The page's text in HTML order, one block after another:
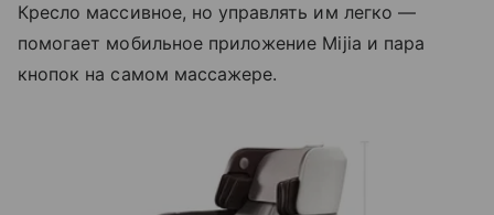
Кресло массивное, но управлять им легко —
помогает мобильное приложение Mijia и пара
кнопок на самом массажере.